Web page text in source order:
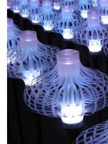
商業平面設計
插畫圖案設計
後台影片教學